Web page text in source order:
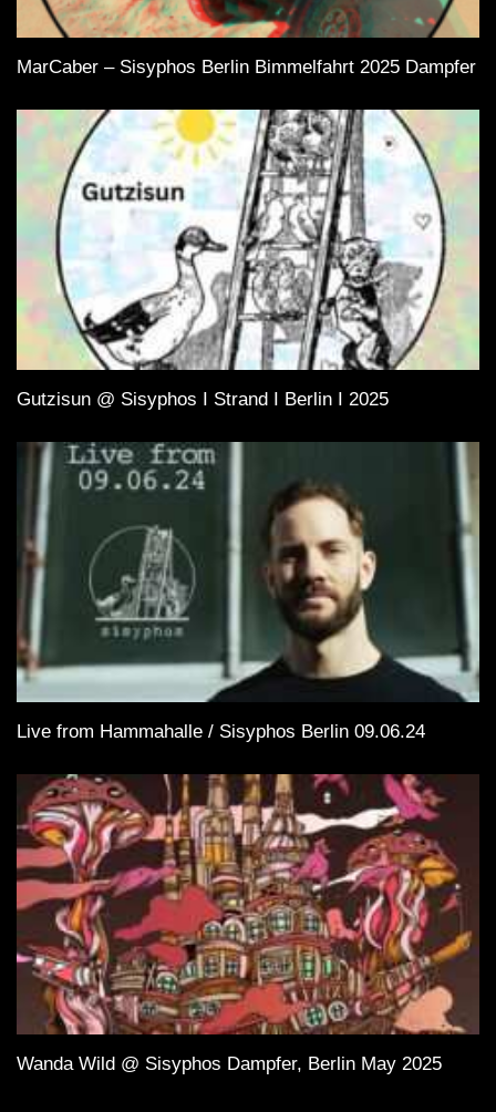
MarCaber – Sisyphos Berlin Bimmelfahrt 2025 Dampfer
Gutzisun @ Sisyphos I Strand I Berlin I 2025
Live from Hammahalle / Sisyphos Berlin 09.06.24
Wanda Wild @ Sisyphos Dampfer, Berlin May 2025